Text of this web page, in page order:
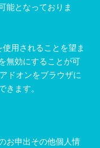
能となっておりま
用されることを望ま
無効にすることが可
ドオンをブラウザに
ます。
お申出その他個人情